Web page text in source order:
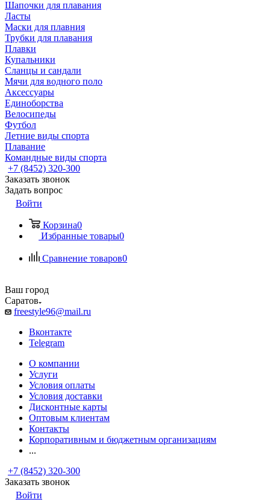
Шапочки для плавания
Ласты
Маски для плавния
Трубки для плавания
Плавки
Купальники
Сланцы и сандали
Мячи для водного поло
Аксессуары
Единоборства
Велосипеды
Футбол
Летние виды спорта
Плавание
Командные виды спорта
+7 (8452) 320-300
Заказать звонок
Задать вопрос
Войти
Корзина0
Избранные товары0
Сравнение товаров0
Ваш город
Саратов
freestyle96@mail.ru
Вконтакте
Telegram
О компании
Услуги
Условия оплаты
Условия доставки
Дисконтные карты
Оптовым клиентам
Контакты
Корпоративным и бюджетным организациям
...
+7 (8452) 320-300
Заказать звонок
Войти